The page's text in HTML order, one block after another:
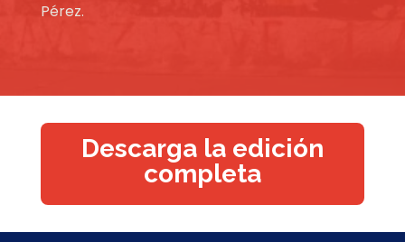
Pérez.
Descarga la edición
completa